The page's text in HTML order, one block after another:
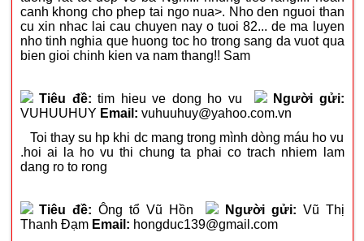
canh khong cho phep tai ngo nua>. Nho den nguoi than
cu xin nhac lai cau chuyen nay o tuoi 82... de ma luyen
nho tinh nghia que huong toc ho trong sang da vuot qua
bien gioi chinh kien va nam thang!! Sam
Tiêu đề: tim hieu ve dong ho vu
Người gửi:
VUHUUHUY Email: vuhuuhuy@yahoo.com.vn
Toi thay su hp khi dc mang trong mình dòng máu ho vu
.hoi ai la ho vu thi chung ta phai co trach nhiem lam
dang ro to rong
Tiêu đề: Ông tổ Vũ Hồn Người gửi: Vũ Thị
Thanh Đạm Email: hongduc139@gmail.com